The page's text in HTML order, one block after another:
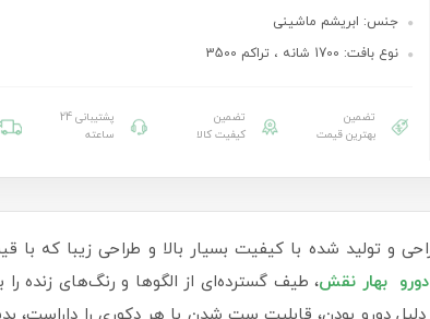
جنس: ابریشم ماشینی
نوع بافت: 1700 شانه ، تراکم 3500
تضمین
بهترین قیمت
تضمین
کیفیت کالا
پشتیبانی 24
ساعته
و تولید شده با کیفیت بسیار بالا و طراحی زیبا که با
بهار نقش، طیف گسترده‌ای از الگوها و رنگ‌های زنده